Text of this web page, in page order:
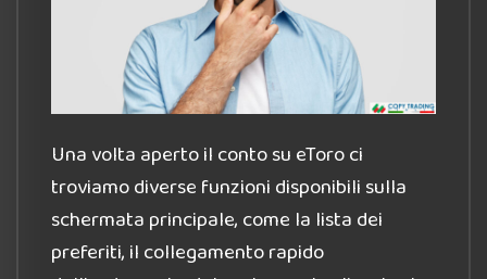
Una volta aperto il conto su eToro ci
troviamo diverse funzioni disponibili sulla
schermata principale, come la lista dei
preferiti, il collegamento rapido